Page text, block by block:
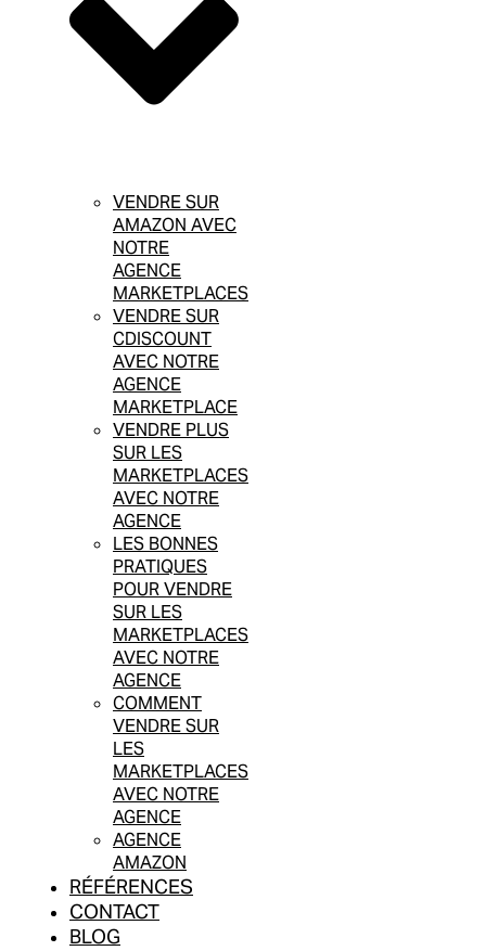
VENDRE SUR
AMAZON AVEC
NOTRE
AGENCE
MARKETPLACES
VENDRE SUR
CDISCOUNT
AVEC NOTRE
AGENCE
MARKETPLACE
VENDRE PLUS
SUR LES
MARKETPLACES
AVEC NOTRE
AGENCE
LES BONNES
PRATIQUES
POUR VENDRE
SUR LES
MARKETPLACES
AVEC NOTRE
AGENCE
COMMENT
VENDRE SUR
LES
MARKETPLACES
AVEC NOTRE
AGENCE
AGENCE
AMAZON
RÉFÉRENCES
CONTACT
BLOG